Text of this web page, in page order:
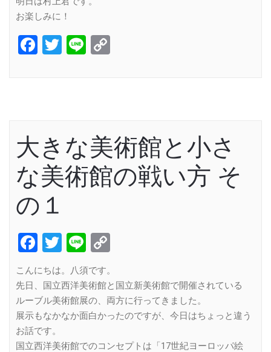
お楽しみに！
Facebook
Twitter
Line
大きな美術館と小さ
な美術館の戦い方 そ
の１
Facebook
Twitter
Line
こんにちは。八須です。
先日、国立西洋美術館と国立新美術館で開催されている
ルーブル美術館展の、両方に行ってきました。
展示もなかなか面白かったのですが、今日はちょっと違う
お話です。
国立西洋美術館でのコンセプトは「17世紀ヨーロッパ絵